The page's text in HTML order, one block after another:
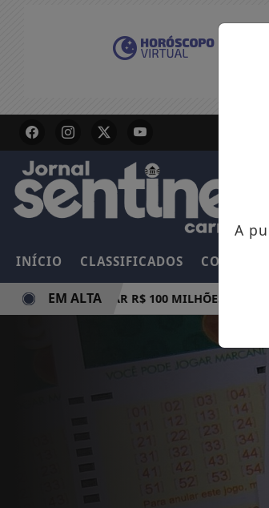
INÍCIO CLASSIFICADOS COLUNAS
E PODE PAGAR R$ 100 MILHÕES NESTE
EM ALTA
A